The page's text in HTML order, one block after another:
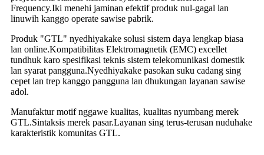
Frequency.Iki menehi jaminan efektif produk nul-gagal lan
linuwih kanggo operate sawise pabrik.
Produk "GTL" nyedhiyakake solusi sistem daya lengkap biasa
lan online.Kompatibilitas Elektromagnetik (EMC) excellet
tundhuk karo spesifikasi teknis sistem telekomunikasi domestik
lan syarat pangguna.Nyedhiyakake pasokan suku cadang sing
cepet lan trep kanggo pangguna lan dhukungan layanan sawise
adol.
Manufaktur motif nggawe kualitas, kualitas nyumbang merek
GTL.Sintaksis merek pasar.Layanan sing terus-terusan nuduhake
karakteristik komunitas GTL.